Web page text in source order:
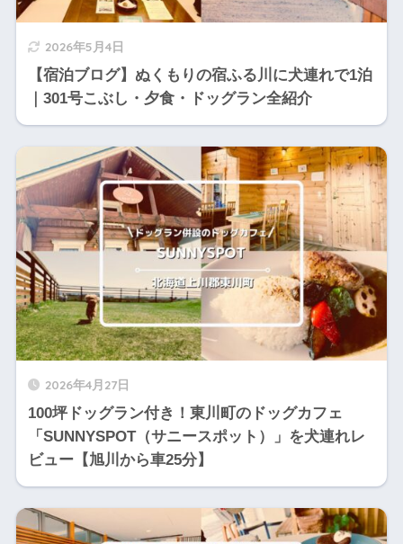
2026年5月4日
【宿泊ブログ】ぬくもりの宿ふる川に犬連れで1泊
｜301号こぶし・夕食・ドッグラン全紹介
2026年4月27日
100坪ドッグラン付き！東川町のドッグカフェ
「SUNNYSPOT（サニースポット）」を犬連れレ
ビュー【旭川から車25分】